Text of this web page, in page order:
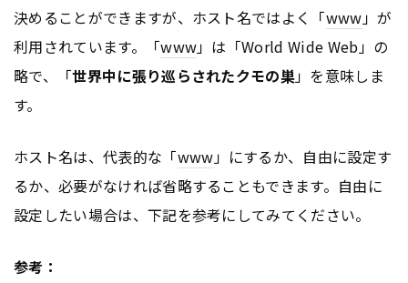
決めることができますが、ホスト名ではよく「www 」が
利用されています。「www」は「World Wide Web」の
略で、「世界中に張り巡らされたクモの巣」を意味しま
す。
ホスト名は、代表的な「www 」にするか、自由に設定す
るか、必要がなければ省略することもできます。自由に
設定したい場合は、下記を参考にしてみてください。
参考：